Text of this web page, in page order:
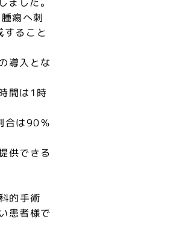
瘍へ刺
ること
導入とな
間は1時
合は90％
供できる
的手術
患者様で